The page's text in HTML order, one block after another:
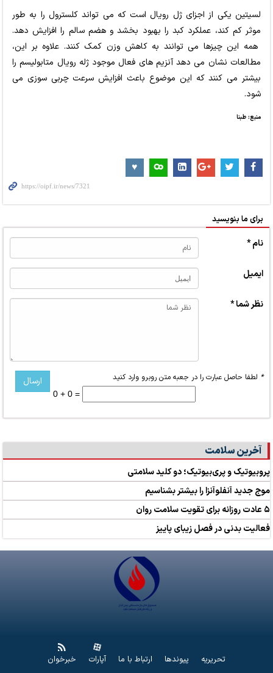
لسیتین یکی از اجزای ژل رویال است که می تواند کلسترول را به طور
موثر کم کند، عملکرد کبد را بهبود بخشد و هضم سالم را افزایش دهد.
همه این چیزها می توانند به کاهش وزن کمک کنند. علاوه بر این،
مطالعات نشان می دهد آنزیم های فعال موجود ژله رویال متابولیسم را
بیشتر می کنند که این موضوع باعث افزایش سرعت چربی سوزی می
شود.
منبع: طبنا
برای ما بنویسید
نام *
ایمیل
نظر شما *
* لطفا حاصل عبارت را در جعبه متن روبرو وارد کنید
0 + 0 =
آخرین سلامت
پروبیوتیک و پری‌بیوتیک؛ دو کلید سلامتی
موج جدید آنفلوآنزا را بیشتر بشناسیم
۵ عادت روزانه برای تقویت سلامت روان
فعالیت بدنی در فصل زیبای پاییز
تحریریه پیوندها ارتباط با ما آپارات خبرخوان